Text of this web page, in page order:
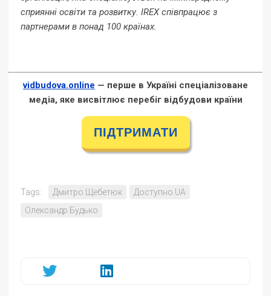
сприянні освіти та розвитку. IREX співпрацює з
партнерами в понад 100 країнах.
vidbudova.online — перше в Україні спеціалізоване
медіа, яке висвітлює перебіг відбудови країни
ПІДТРИМАТИ
Tags: Дмитро Щебетюк
Доступно.UA
Олександр Будько